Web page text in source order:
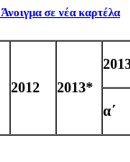
Άνοιγμα σε νέα καρτέλα
2012 2013*
α΄